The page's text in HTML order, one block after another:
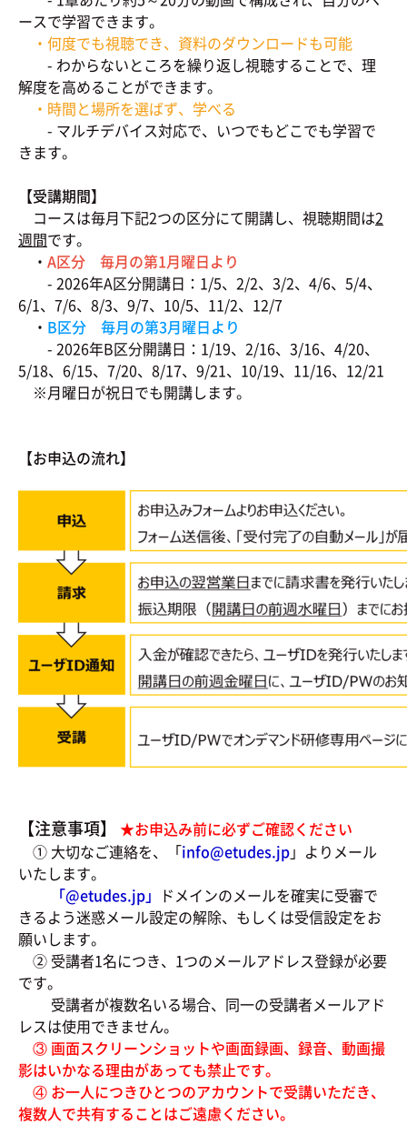
ースで学習できます。
・何度でも視聴でき、資料のダウンロードも可能
- わからないところを繰り返し視聴することで、理
解度を高めることができます。
・時間と場所を選ばず、学べる
- マルチデバイス対応で、いつでもどこでも学習で
きます。
【受講期間】
コースは毎月下記2つの区分にて開講し、視聴期間は2
週間です。
・ A区分 毎月の第1月曜日より
- 2026年A区分開講日：1/5、2/2、3/2、4/6、5/4、
6/1、7/6、8/3、9/7、10/5、11/2、12/7
・ B区分 毎月の第3月曜日より
- 2026年B区分開講日：1/19、2/16、3/16、4/20、
5/18、6/15、7/20、8/17、9/21、10/19、11/16、12/21
※月曜日が祝日でも開講します。
【お申込の流れ】
【注意事項】
★お申込み前に必ずご確認ください
① 大切なご連絡を、「info@etudes.jp」よりメール
いたします。
「@etudes.jp」 ドメインのメールを確実に受審で
きるよう迷惑メール設定の解除、もしくは受信設定をお
願いします。
② 受講者1名につき、1つのメールアドレス登録が必要
です。
受講者が複数名いる場合、同一の受講者メールアド
レスは使用できません。
③ 画面スクリーンショットや画面録画、録音、動画撮
影はいかなる理由があっても禁止です。
④ お一人につきひとつのアカウントで受講いただき、
複数人で共有することはご遠慮ください。